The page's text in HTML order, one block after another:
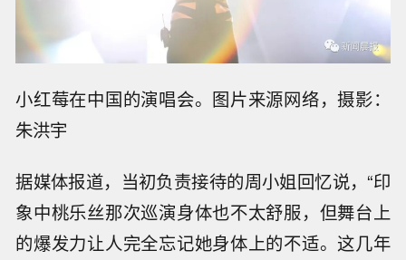
小红莓在中国的演唱会。图片来源网络，摄影：
朱洪宇
据媒体报道，当初负责接待的周小姐回忆说，“印
象中桃乐丝那次巡演身体也不太舒服，但舞台上
的爆发力让人完全忘记她身体上的不适。这几年